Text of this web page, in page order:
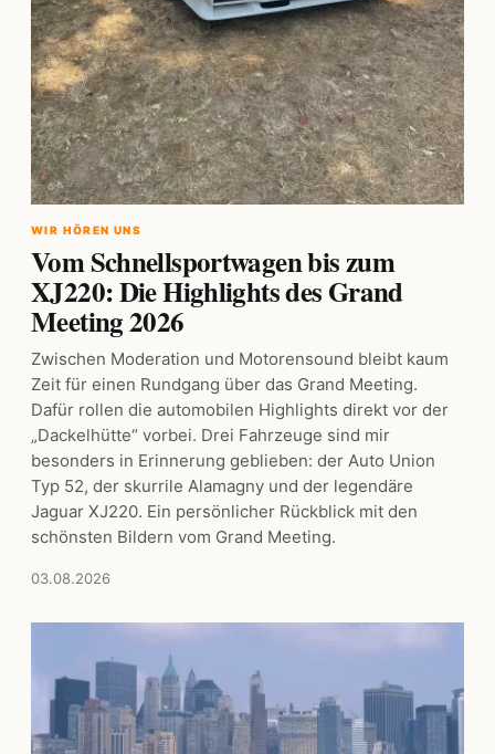
WIR HÖREN UNS
Vom Schnellsportwagen bis zum
XJ220: Die Highlights des Grand
Meeting 2026
Zwischen Moderation und Motorensound bleibt kaum
Zeit für einen Rundgang über das Grand Meeting.
Dafür rollen die automobilen Highlights direkt vor der
„Dackelhütte“ vorbei. Drei Fahrzeuge sind mir
besonders in Erinnerung geblieben: der Auto Union
Typ 52, der skurrile Alamagny und der legendäre
Jaguar XJ220. Ein persönlicher Rückblick mit den
schönsten Bildern vom Grand Meeting.
03.08.2026